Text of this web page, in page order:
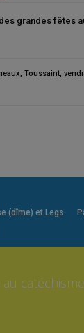
grandes fêtes
, Toussaint,
(dîme) et Legs